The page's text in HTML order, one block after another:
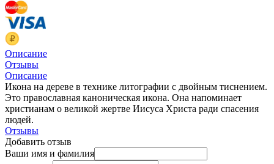
Описание
Отзывы
Описание
Икона на дереве в технике литографии с двойным тиснением.
Это православная каноническая икона. Она напоминает
христианам о великой жертве Иисуса Христа ради спасения
людей.
Отзывы
Добавить отзыв
Ваши имя и фамилия